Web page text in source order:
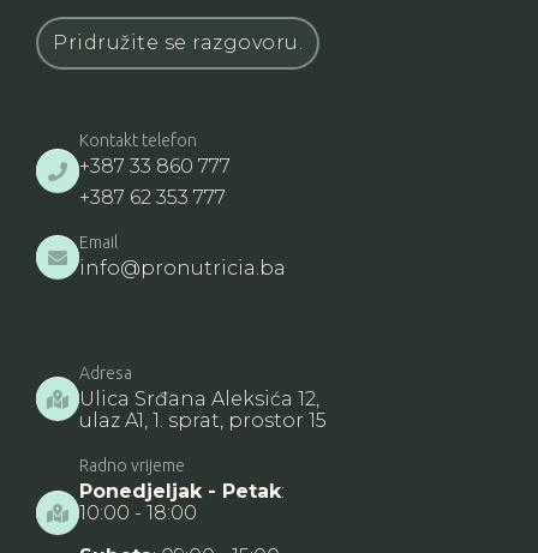
Pridružite se razgovoru.

Kontakt telefon
+387 33 860 777
+387 62 353 777

Email
info@pronutricia.ba

Adresa
Ulica Srđana Aleksića 12,
ulaz A1, 1. sprat, prostor 15

Radno vrijeme
Ponedjeljak - Petak:
10:00 - 18:00